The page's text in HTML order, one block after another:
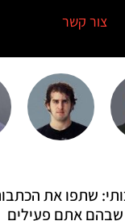
צור קשר
שתפו את
שבהם אתם פעילים